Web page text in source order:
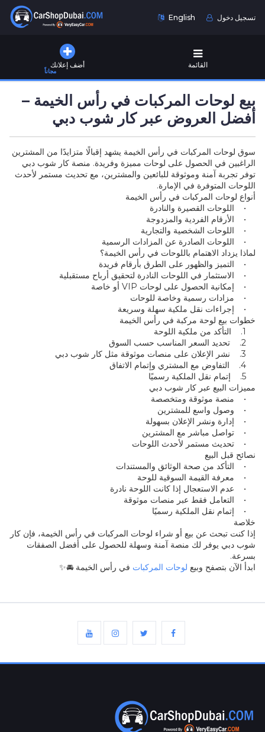
English تسجيل دخول
أضف إعلانك
مجاناً
القائمة
بيع لوحات المركبات في رأس الخيمة –
أفضل العروض عبر كار شوب دبي
سوق لوحات المركبات في رأس الخيمة يشهد إقبالًا متزايدًا من المشترين
الراغبين في الحصول على لوحات مميزة وفريدة. منصة كار شوب دبي
توفر تجربة آمنة وموثوقة للبائعين والمشترين، مع تحديث مستمر لأحدث
اللوحات المتوفرة في الإمارة.
أنواع لوحات المركبات في رأس الخيمة
• اللوحات القصيرة والنادرة
• الأرقام الفردية والمزدوجة
• اللوحات الشخصية والتجارية
• اللوحات الصادرة عن المزادات الرسمية
لماذا يزداد الاهتمام باللوحات في رأس الخيمة؟
• التميز والظهور على الطرق بأرقام فريدة
• الاستثمار في اللوحات النادرة لتحقيق أرباح مستقبلية
• إمكانية الحصول على لوحات VIP أو خاصة
• مزادات رسمية وخاصة للوحات
• إجراءات نقل ملكية سهلة وسريعة
خطوات بيع لوحة مركبة في رأس الخيمة
مميزات البيع عبر كار شوب دبي
• منصة موثوقة ومتخصصة
• وصول واسع للمشترين
• إدارة ونشر الإعلان بسهولة
• تواصل مباشر مع المشترين
• تحديث مستمر لأحدث اللوحات
نصائح قبل البيع
• التأكد من صحة الوثائق والمستندات
• معرفة القيمة السوقية للوحة
• عدم الاستعجال إذا كانت اللوحة نادرة
• التعامل فقط عبر منصات موثوقة
• إتمام نقل الملكية رسميًا
خلاصة
إذا كنت تبحث عن بيع أو شراء لوحات المركبات في رأس الخيمة، فإن كار
شوب دبي يوفر لك منصة آمنة وسهلة للحصول على أفضل الصفقات
بسرعة.
ابدأ الآن بتصفح وبيع لوحات المركبات في رأس الخيمة 🚘✨